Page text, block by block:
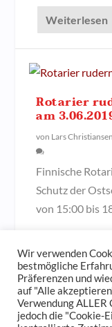
Weiterlesen
Rotarier
am
von Lars Christiansen
Finnische
Schutz der
von 15:00 bis
Weiterlesen
© 2023Der
Wir verwenden
bestmögliche
Präferenzen und
auf "Alle
Verwendung ALLER
jedoch die "Cookie-